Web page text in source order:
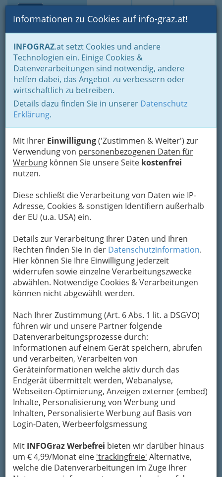
Suche Login Toggle
Informationen zu Cookies auf info-graz.at!
INFOGRAZ.at setzt Cookies und andere
Technologien ein. Einige Cookies &
Datenverarbeitungen sind notwendig, andere
helfen dabei, das Angebot zu verbessern oder
wirtschaftlich zu betreiben.
Details dazu finden Sie in unserer Datenschutz
Erklärung.
Mit Ihrer Einwilligung('Zustimmen & Weiter') zur
Verwendung von personenbezogenen Daten für
Werbung können Sie unsere Seite kostenfrei
nutzen.
Diese schließt die Verarbeitung von Daten wie IP-
Adresse, Cookies & sonstigen Identifiern außerhalb
der EU (u.a. USA) ein.
Details zur Verarbeitung Ihrer Daten und Ihren
Rechten finden Sie in der Datenschutzinformation.
Hier können Sie Ihre Einwilligung jederzeit
widerrufen sowie einzelne Verarbeitungszwecke
abwählen. Notwendige Cookies & Verarbeitungen
können nicht abgewählt werden.
Nach Ihrer Zustimmung (Art. 6 Abs. 1 lit. a DSGVO)
führen wir und unsere Partner folgende
Datenverarbeitungsprozesse durch:
Informationen auf einem Gerät speichern, abrufen
und verarbeiten, Verarbeiten von
Geräteinformationen welche aktiv durch das
Endgerät übermittelt werden, Webanalyse,
Webseiten-Optimierung, Anzeigen externer (embed)
Inhalte, Personalisierung von Werbung und
Inhalten, Personalisierte Werbung auf Basis von
Login-Daten, Werbeerfolgsmessung
Mit INFOGraz Werbefrei bieten wir darüber hinaus
um € 4,99/Monat eine 'trackingfreie' Alternative,
welche die Datenverarbeitungen im Zuge Ihrer
Home Branchen
Gewerbe, Handwerk, Banken
Gewerbe & Handwerk, Gliederung der WKO
Tapezierer, Dekorateure & Sattler
Riemer
Riemer
So gliedert die WKO
Belägeverspannen
Sonstige
Bettfedernreiniger
Bettwarenerzeuger
Steirische Landesinnung der
Tapezierer, Dekorateure &
Sattler